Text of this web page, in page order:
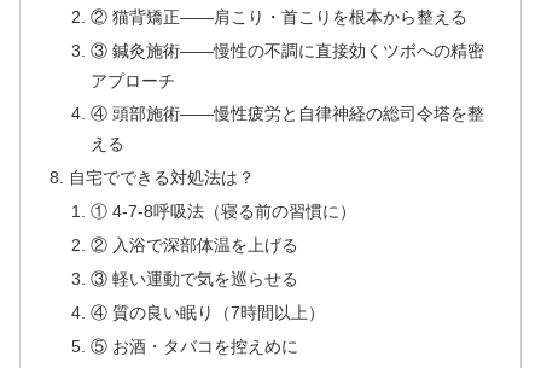
② 猫背矯正——肩こり・首こりを根本から整える
③ 鍼灸施術——慢性の不調に直接効くツボへの精密
アプローチ
④ 頭部施術——慢性疲労と自律神経の総司令塔を整
える
自宅でできる対処法は？
① 4-7-8呼吸法（寝る前の習慣に）
② 入浴で深部体温を上げる
③ 軽い運動で気を巡らせる
④ 質の良い眠り（7時間以上）
⑤ お酒・タバコを控えめに